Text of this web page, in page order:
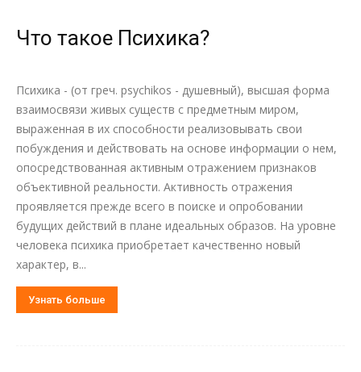
Что такое Психика?
Психика - (от греч. psychikos - душевный), высшая форма
взаимосвязи живых существ с предметным миром,
выраженная в их способности реализовывать свои
побуждения и действовать на основе информации о нем,
опосредствованная активным отражением признаков
объективной реальности. Активность отражения
проявляется прежде всего в поиске и опробовании
будущих действий в плане идеальных образов. На уровне
человека психика приобретает качественно новый
характер, в...
Узнать больше